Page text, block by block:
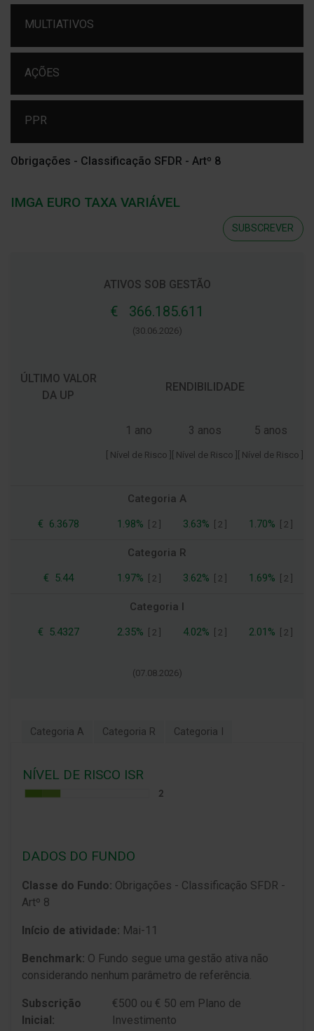
MULTIATIVOS
AÇÕES
PPR
Obrigações - Classificação SFDR - Artº 8
IMGA EURO TAXA VARIÁVEL
SUBSCREVER
ATIVOS SOB GESTÃO
€ 366.185.611
(30.06.2026)
ÚLTIMO VALOR
DA UP
RENDIBILIDADE
1 ano
[ Nível de Risco ]
3 anos
[ Nível de Risco ]
5 anos
[ Nível de Risco ]
Categoria A
€ 6.3678 1.98% 2 3.63% 2 1.70% 2
Categoria R
€ 5.44 1.97% 2 3.62% 2 1.69% 2
Categoria I
€ 5.4327 2.35% 2 4.02% 2 2.01% 2
(07.08.2026)
Categoria A Categoria R Categoria I
NÍVEL DE RISCO ISR
DADOS DO FUNDO
Classe do Fundo: Obrigações - Classificação SFDR -
Artº 8
Início de atividade: Mai-11
Benchmark: O Fundo segue uma gestão ativa não
considerando nenhum parâmetro de referência.
Subscrição
Inicial:
€500 ou € 50 em Plano de
Investimento